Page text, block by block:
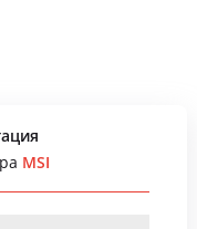
MSI